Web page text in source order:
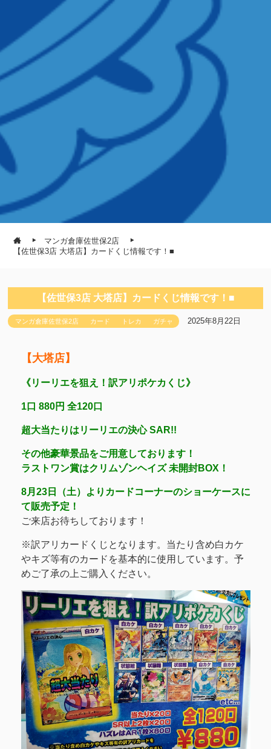
マンガ倉庫佐世保2店
【佐世保3店 大塔店】カードくじ情報です！■
【佐世保3店 大塔店】カードくじ情報です！■
マンガ倉庫佐世保2店 カード トレカ ガチャ 2025年8月22日
【大塔店】
《リーリエを狙え！訳アリポケカくじ》
1口 880円 全120口
超大当たりはリーリエの決心 SAR!!
その他豪華景品をご用意しております！
ラストワン賞はクリムゾンヘイズ 未開封BOX！
8月23日（土）よりカードコーナーのショーケースに
て販売予定！
ご来店お待ちしております！
※訳アリカードくじとなります。当たり含め白カケ
やキズ等有のカードを基本的に使用しています。予
めご了承の上ご購入ください。